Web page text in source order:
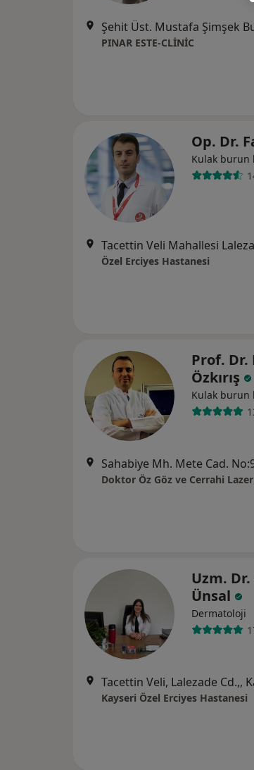
PINAR ESTE-CLİNİC
Op. Dr.
Kulak burun
Özel Erciyes Hastanesi
Prof.
Özkırış
Kulak burun
Sahabiye Mh. Mete Cad.
Doktor Öz Göz ve Cerrahi
Uzm.
Ünsal
Dermatoloji
Tacettin Veli, Lalezade Cd.,,
Kayseri Özel Erciyes Hastanesi